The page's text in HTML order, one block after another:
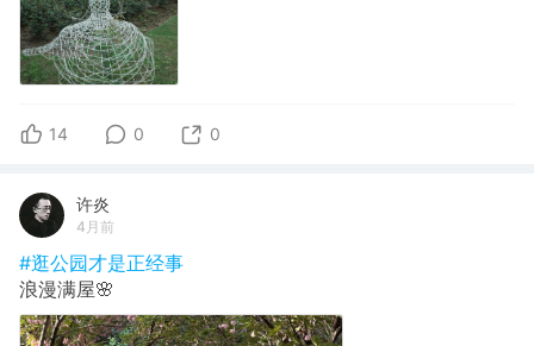
14 0 0
许炎
4月前
#逛公园才是正经事
浪漫满屋🌸